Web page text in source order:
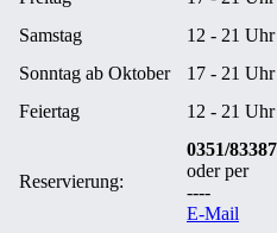
Samstag
12 - 21 Uhr
Sonntag ab Oktober
17 - 21 Uhr
Feiertag
12 - 21 Uhr
Reservierung:
0351/
oder per
----
E-Mail